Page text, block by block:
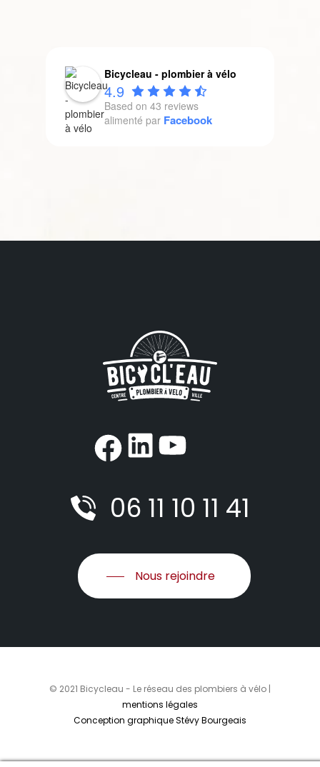
Bicycleau - plombier à vélo
4.9
Based on 43 reviews
alimenté par Facebook
https://
#
06 11 10 11 41
Nous rejoindre
© 2021 Bicycleau - Le réseau des plombiers à vélo |
mentions légales
Conception graphique Stévy Bourgeais